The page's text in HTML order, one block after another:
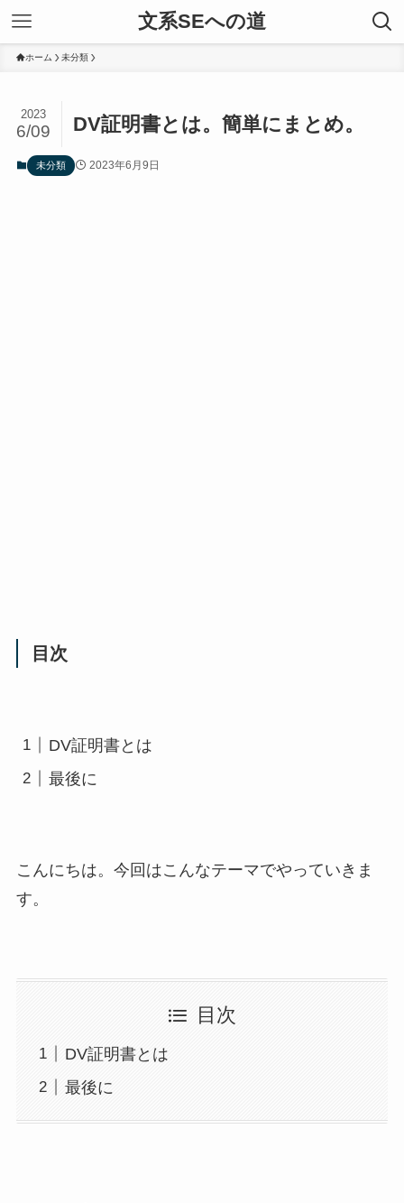
文系SEへの道
ホーム 未分類
DV証明書とは。簡単にまとめ。
2023
6/09
未分類 2023年6月9日
目次
DV証明書とは
最後に
こんにちは。今回はこんなテーマでやっていきま
す。
目次
DV証明書とは
最後に